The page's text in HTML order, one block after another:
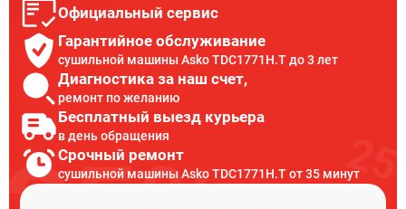
Официальный сервис
Гарантийное обслуживание
сушильной машины Asko TDC1771H.T до 3 лет
Диагностика за наш счет,
ремонт по желанию
Бесплатный выезд курьера
в день обращения
Срочный ремонт
сушильной машины Asko TDC1771H.T от 35 минут